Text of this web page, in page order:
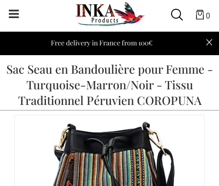
0
Free delivery in France from 100€
Sac Seau en Bandoulière pour Femme -
Turquoise-Marron/Noir - Tissu
Traditionnel Péruvien COROPUNA